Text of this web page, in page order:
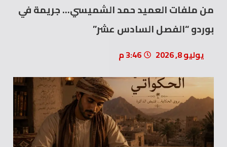
من ملفات العميد حمد الشميسي… جريمة في
بوردو “الفصل السادس عشر”
يوليو 8, 2026 3:46 م